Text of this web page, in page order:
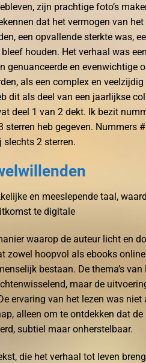
zijn prachtige foto’s
dat het vermogen van het
een opvallende sterkte was,
houden. Het verhaal was een
genuanceerde en evenwichtige
als een complex en veelzijdig
dit als deel van een jaarlijkse
deel 1 van 2 dekt. Ik bezit
heb gegeven. Nummers
2 sterren.
en meeslepende taal,
te digitale
waarop de auteur licht en
zowel hoopvol als ebooks
bestaan. De thema’s van
maar de
ervaring van het lezen was niet
alleen om te ontdekken dat de
subtiel maar onherstelbaar.
die het verhaal tot leven